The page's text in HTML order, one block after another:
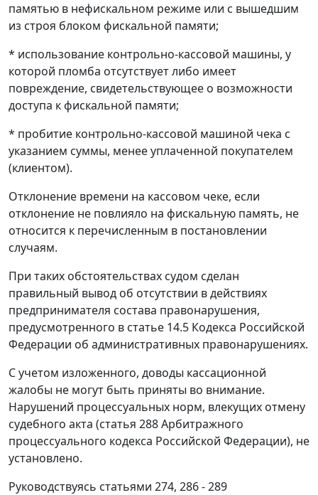
памятью в нефискальном режиме или с вышедшим
из строя блоком фискальной памяти;
* использование контрольно-кассовой машины, у
которой пломба отсутствует либо имеет
повреждение, свидетельствующее о возможности
доступа к фискальной памяти;
* пробитие контрольно-кассовой машиной чека с
указанием суммы, менее уплаченной покупателем
(клиентом).
Отклонение времени на кассовом чеке, если
отклонение не повлияло на фискальную память, не
относится к перечисленным в постановлении
случаям.
При таких обстоятельствах судом сделан
правильный вывод об отсутствии в действиях
предпринимателя состава правонарушения,
предусмотренного в статье 14.5 Кодекса Российской
Федерации об административных правонарушениях.
С учетом изложенного, доводы кассационной
жалобы не могут быть приняты во внимание.
Нарушений процессуальных норм, влекущих отмену
судебного акта (статья 288Арбитражного
процессуального кодекса Российской Федерации), не
установлено.
Руководствуясь статьями 274, 286 - 289